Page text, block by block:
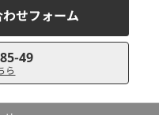
せフォーム
49
ら